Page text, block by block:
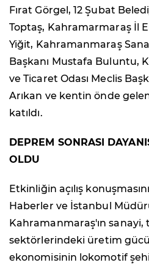
Fırat Görgel, 12 Şubat
Toptaş, Kahramarmaraş İl
Yiğit, Kahramanmaraş
Başkanı Mustafa Buluntu,
ve Ticaret Odası Meclis
Arıkan ve kentin önde
katıldı.
DEPREM SONRASI
OLDU
Etkinliğin açılış
Haberler ve İstanbul
Kahramanmaraş'ın sanayi,
sektörlerindeki üretim
ekonomisinin lokomotif